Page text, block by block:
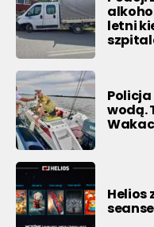
letni
wodą.
Helios
seanse